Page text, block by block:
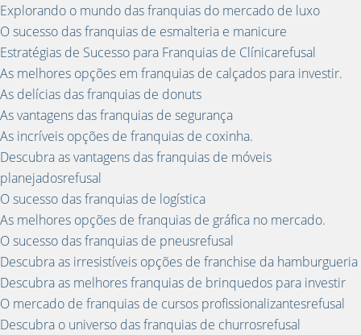
Explorando o mundo das franquias do mercado de luxo
O sucesso das franquias de esmalteria e manicure
Estratégias de Sucesso para Franquias de Clínicarefusal
As melhores opções em franquias de calçados para investir.
As delícias das franquias de donuts
As vantagens das franquias de segurança
As incríveis opções de franquias de coxinha.
Descubra as vantagens das franquias de móveis
planejadosrefusal
O sucesso das franquias de logística
As melhores opções de franquias de gráfica no mercado.
O sucesso das franquias de pneusrefusal
Descubra as irresistíveis opções de franchise da hamburgueria
Descubra as melhores franquias de brinquedos para investir
O mercado de franquias de cursos profissionalizantesrefusal
Descubra o universo das franquias de churrosrefusal